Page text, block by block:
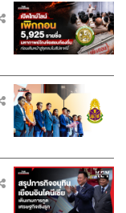
ร์ วนกิจไพบูลย์